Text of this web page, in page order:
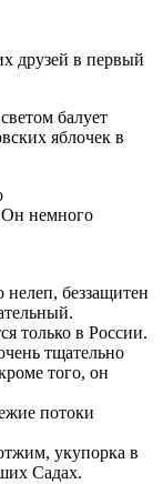
друзей в первый
балует
яблочек в
беззащитен
только в России.
тщательно
того, он
потоки
укупорка в
Садах.